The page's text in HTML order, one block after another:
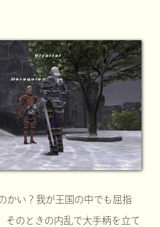
かい？我が王国の中でも屈指
そのときの内乱で大手柄を立て